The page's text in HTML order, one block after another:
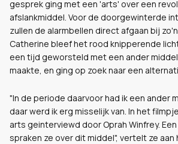
gesprek ging met een 'arts' over een
afslankmiddel. Voor de doorgewinterde
zullen de alarmbellen direct afgaan bij
Catherine bleef het rood knipperende
een tijd geworsteld met een ander
maakte, en ging op zoek naar een
"In de periode daarvoor had ik een ander
daar werd ik erg misselijk van. In het
arts geinterviewd door Oprah Winfrey. Een
spraken ze over dit middel", vertelt ze aan